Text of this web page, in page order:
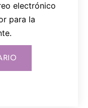
electrónico
para la